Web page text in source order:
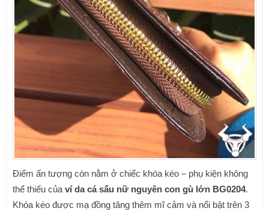
Điểm ấn tượng còn nằm ở chiếc khóa kéo – phụ kiện không
thể thiếu của ví da cá sấu nữ nguyên con gù lớn BG0204.
Khóa kéo được mạ đồng tăng thêm mĩ cảm và nổi bật trên 3